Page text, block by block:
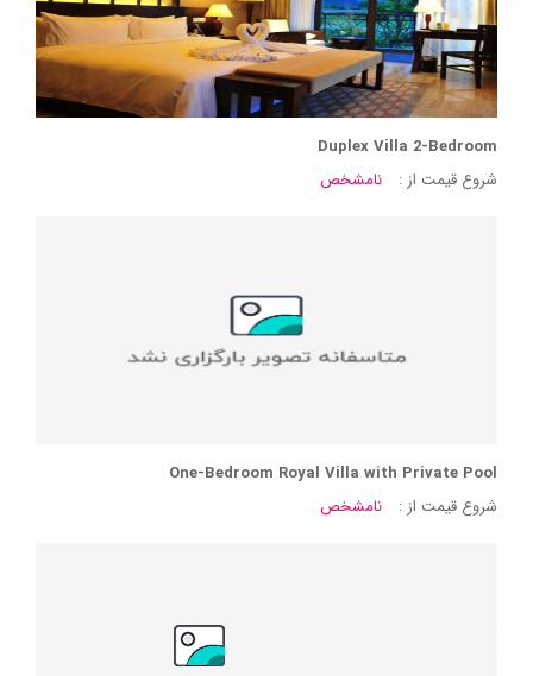
Duplex Villa 2-Bedroom
شروع قیمت از :
نامشخص
One-Bedroom Royal Villa with Private Pool
شروع قیمت از :
نامشخص